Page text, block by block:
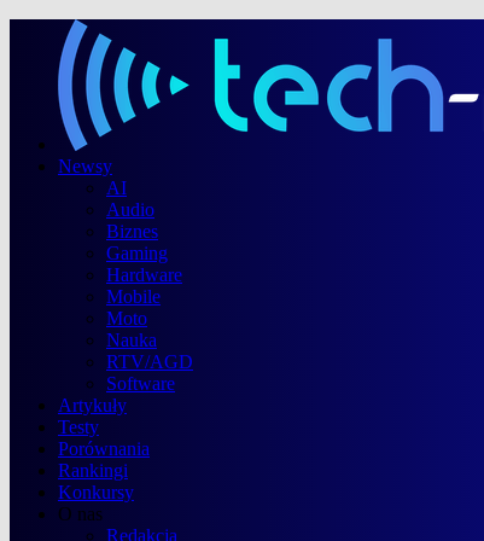
Newsy
AI
Audio
Biznes
Gaming
Hardware
Mobile
Moto
Nauka
RTV/AGD
Software
Artykuły
Testy
Porównania
Rankingi
Konkursy
O nas
Redakcja